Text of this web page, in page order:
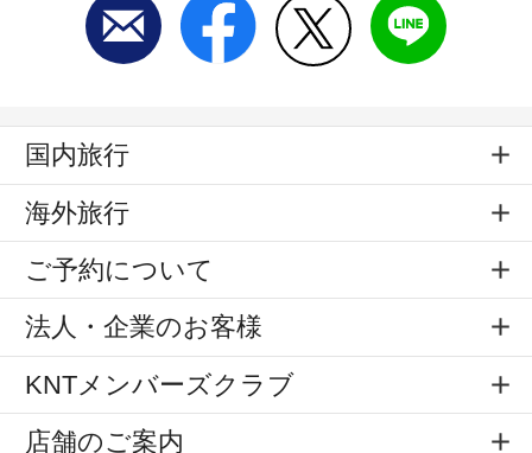
国内旅行
海外旅行
ご予約について
法人・企業のお客様
KNTメンバーズクラブ
店舗のご案内